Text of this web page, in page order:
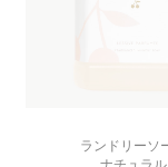
ランドリーソ
ナチュラル